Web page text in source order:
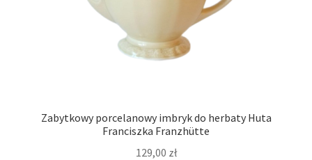
Zabytkowy porcelanowy imbryk do herbaty Huta
Franciszka Franzhütte
129,00 zł